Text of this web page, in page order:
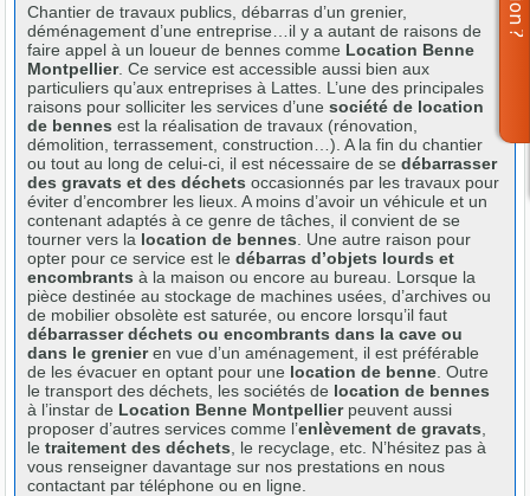
Chantier de travaux publics, débarras d’un grenier,
déménagement d’une entreprise…il y a autant de raisons de
faire appel à un loueur de bennes comme Location Benne
Montpellier. Ce service est accessible aussi bien aux
particuliers qu’aux entreprises à Lattes. L’une des principales
raisons pour solliciter les services d’unesociété de location
de bennes est la réalisation de travaux (rénovation,
démolition, terrassement, construction…). A la fin du chantier
ou tout au long de celui-ci, il est nécessaire de sedébarrasser
des gravats et des déchets occasionnés par les travaux pour
éviter d’encombrer les lieux. A moins d’avoir un véhicule et un
contenant adaptés à ce genre de tâches, il convient de se
tourner vers la location de bennes . Une autre raison pour
opter pour ce service est ledébarras d’objets lourds et
encombrants à la maison ou encore au bureau. Lorsque la
pièce destinée au stockage de machines usées, d’archives ou
de mobilier obsolète est saturée, ou encore lorsqu’il faut
débarrasser déchets ou encombrants dans la cave ou
dans le grenieren vue d’un aménagement, il est préférable
de les évacuer en optant pour une location de benne . Outre
le transport des déchets, les sociétés de location de bennes
à l’instar de Location Benne Montpellierpeuvent aussi
proposer d’autres services comme l’enlèvement de gravats
letraitement des déchets , le recyclage, etc. N’hésitez pas à
vous renseigner davantage sur nos prestations en nous
contactant par téléphone ou en ligne.